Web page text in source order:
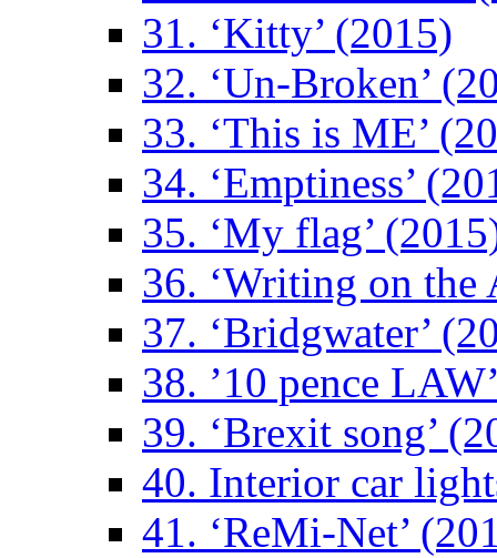
31. ‘Kitty’ (2015)
32. ‘Un-Broken’
33. ‘This is ME’
34. ‘Emptiness’
35. ‘My flag’
36. ‘Writing on the
37. ‘Bridgwater’
38. ’10 pence
39. ‘Brexit song’
40. Interior car
41. ‘ReMi-Net’